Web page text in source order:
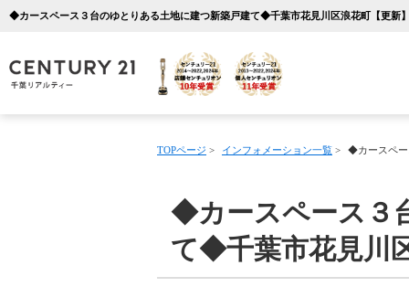
TOPページ > インフォメーション一覧 > ◆カースペー
◆カースペース３
て◆千葉市花見川